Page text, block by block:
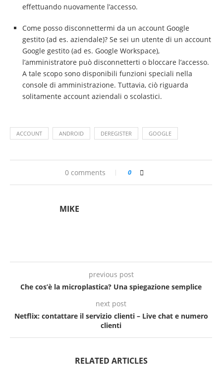
effettuando nuovamente l’accesso.
Come posso disconnettermi da un account Google
gestito (ad es. aziendale)? Se sei un utente di un account
Google gestito (ad es. Google Workspace),
l’amministratore può disconnetterti o bloccare l’accesso.
A tale scopo sono disponibili funzioni speciali nella
console di amministrazione. Tuttavia, ciò riguarda
solitamente account aziendali o scolastici.
ACCOUNT ANDROID DEREGISTER GOOGLE
0 comments 0
MIKE
previous post
Che cos’è la microplastica? Una spiegazione semplice
next post
Netflix: contattare il servizio clienti – Live chat e numero
clienti
RELATED ARTICLES